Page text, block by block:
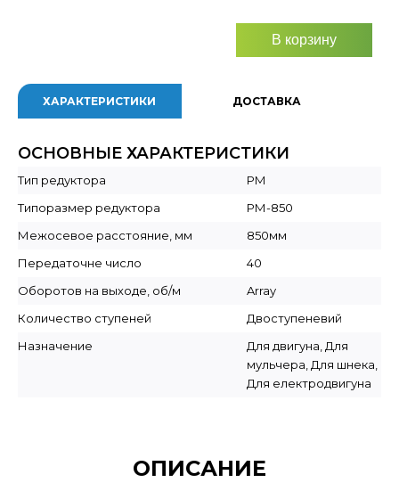
В корзину
ХАРАКТЕРИСТИКИ ДОСТАВКА
ОСНОВНЫЕ ХАРАКТЕРИСТИКИ
Тип редуктора
РМ
Типоразмер редуктора
РМ-850
Межосевое расстояние, мм
850мм
Передаточне число
40
Оборотов на выходе, об/м
Array
Количество ступеней
Двоступеневий
Назначение
Для двигуна, Для
мульчера, Для шнека,
Для електродвигуна
ОПИСАНИЕ